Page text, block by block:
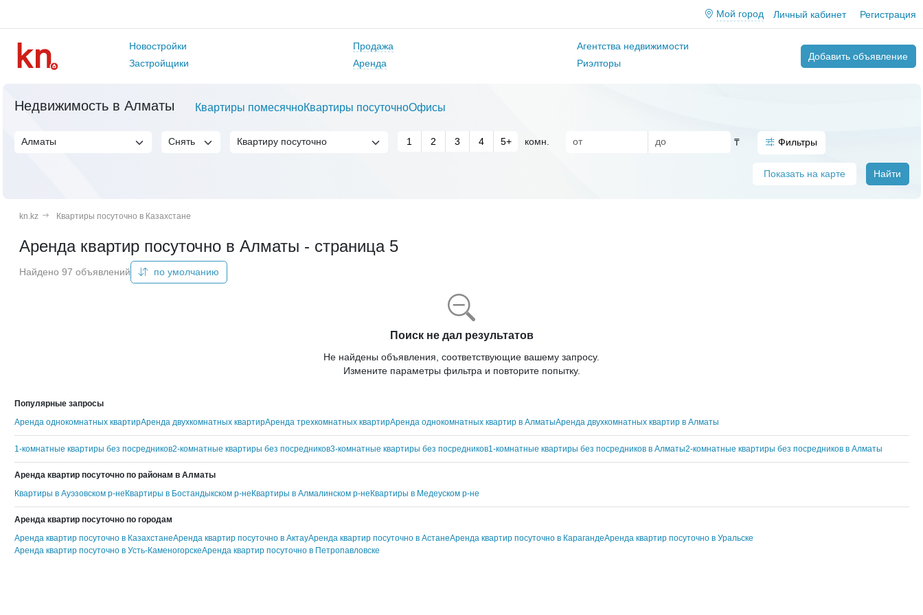
Мой город Личный кабинет Регистрация
Новостройки
Застройщики
Продажа
Аренда
Агентства недвижимости
Риэлторы
Добавить объявление
Недвижимость в Алматы Квартиры помесячноКвартиры посуточноОфисы
1 2 3 4 5+ комн. ₸ Фильтры
Показать на карте Найти
kn.kz Квартиры посуточно в Казахстане
Аренда квартир посуточно в Алматы - страница 5
Найдено 97 объявлений по умолчанию
Поиск не дал результатов
Не найдены объявления, соответствующие вашему запросу.
Измените параметры фильтра и повторите попытку.
Популярные запросы
Аренда однокомнатных квартирАренда двухкомнатных квартирАренда трехкомнатных квартирАренда однокомнатных квартир в АлматыАренда двухкомнатных квартир в Алматы
1-комнатные квартиры без посредников2-комнатные квартиры без посредников3-комнатные квартиры без посредников1-комнатные квартиры без посредников в Алматы2-комнатные квартиры без посредников в Алматы
Аренда квартир посуточно по районам в Алматы
Квартиры в Ауэзовском р-неКвартиры в Бостандыкском р-неКвартиры в Алмалинском р-неКвартиры в Медеуском р-не
Аренда квартир посуточно по городам
Аренда квартир посуточно в КазахстанеАренда квартир посуточно в АктауАренда квартир посуточно в АстанеАренда квартир посуточно в КарагандеАренда квартир посуточно в Уральске
Аренда квартир посуточно в Усть-КаменогорскеАренда квартир посуточно в Петропавловске